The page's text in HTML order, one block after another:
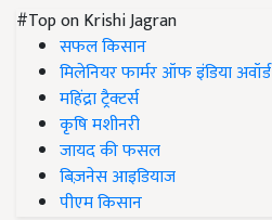
#Top on Krishi Jagran
सफल किसान
मिलेनियर फार्मर ऑफ इंडिया अवॉर्ड
महिंद्रा ट्रैक्टर्स
कृषि मशीनरी
जायद की फसल
बिज़नेस आइडियाज
पीएम किसान